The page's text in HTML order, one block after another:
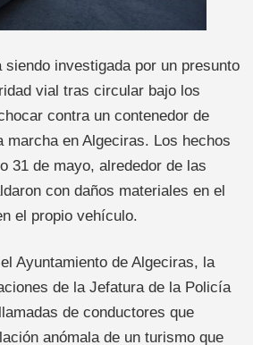
siendo investigada por un presunto
vial tras circular bajo los
contra un contenedor de
marcha en Algeciras. Los hechos
31 de mayo, alrededor de las
con daños materiales en el
el propio vehículo.
Ayuntamiento de Algeciras, la
de la Jefatura de la Policía
de conductores que
anómala de un turismo que